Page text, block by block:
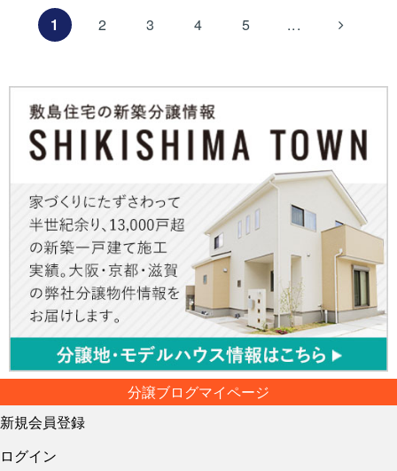
1 2 3 4 5 ...
分譲ブログマイページ
新規会員登録
ログイン